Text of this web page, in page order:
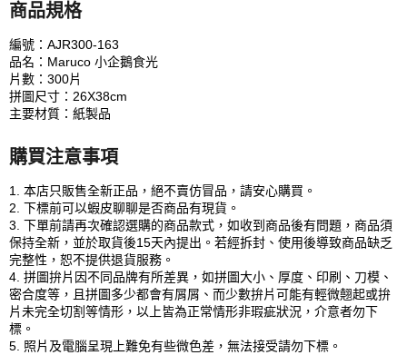
商品規格
編號：AJR300-163
品名：Maruco 小企鵝食光
片數：300片
拼圖尺寸：26X38cm
主要材質：紙製品
購買注意事項
1. 本店只販售全新正品，絕不賣仿冒品，請安心購買。
2. 下標前可以蝦皮聊聊是否商品有現貨。
3. 下單前請再次確認選購的商品款式，如收到商品後有問題，商品須
保持全新，並於取貨後15天內提出。若經拆封、使用後導致商品缺乏
完整性，恕不提供退貨服務。
4. 拼圖拚片因不同品牌有所差異，如拼圖大小、厚度、印刷、刀模、
密合度等，且拼圖多少都會有屑屑、而少數拚片可能有輕微翹起或拚
片未完全切割等情形，以上皆為正常情形非瑕疵狀況，介意者勿下
標。
5. 照片及電腦呈現上難免有些微色差，無法接受請勿下標。